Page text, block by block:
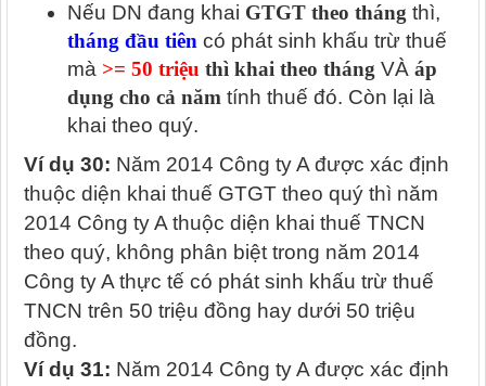
Nếu DN đang khai GTGT theo tháng thì,
tháng đầu tiên có phát sinh khấu trừ thuế
mà >= 50 triệu thì khai theo tháng VÀ áp
dụng cho cả năm tính thuế đó. Còn lại là
khai theo quý.
Ví dụ 30: Năm 2014 Công ty A được xác định
thuộc diện khai thuế GTGT theo quý thì năm
2014 Công ty A thuộc diện khai thuế TNCN
theo quý, không phân biệt trong năm 2014
Công ty A thực tế có phát sinh khấu trừ thuế
TNCN trên 50 triệu đồng hay dưới 50 triệu
đồng.
Ví dụ 31: Năm 2014 Công ty A được xác định